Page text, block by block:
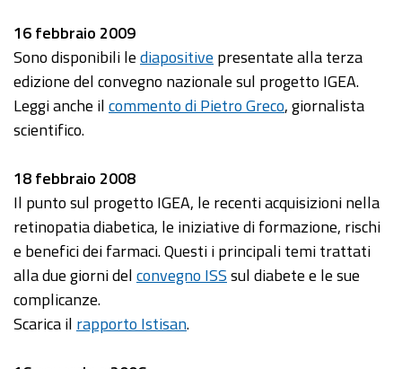
16 febbraio 2009
Sono disponibili lediapositive presentate alla terza
edizione del convegno nazionale sul progetto IGEA.
Leggi anche ilcommento di Pietro Greco, giornalista
scientifico.
18 febbraio 2008
Il punto sul progetto IGEA, le recenti acquisizioni nella
retinopatia diabetica, le iniziative di formazione, rischi
e benefici dei farmaci. Questi i principali temi trattati
alla due giorni delconvegno ISSsul diabete e le sue
complicanze.
Scarica il rapporto Istisan.